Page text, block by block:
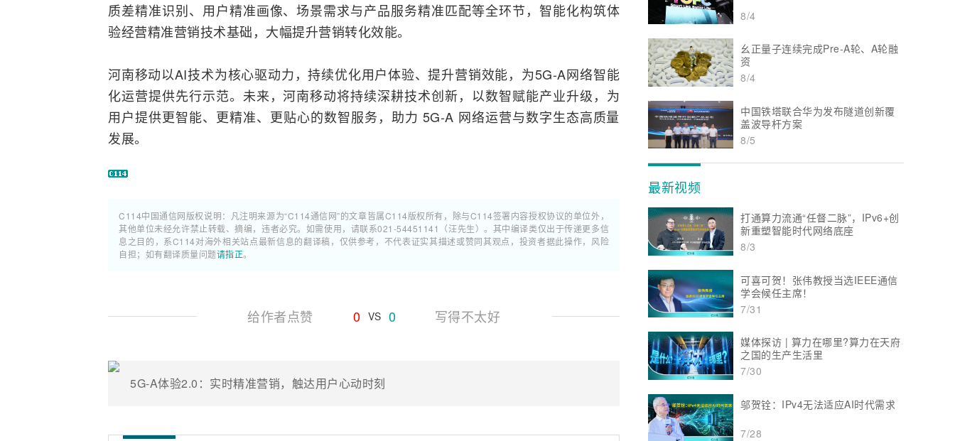
质差精准识别、用户精准画像、场景需求与产品服务精准匹配等全环节，智能化构筑体
验经营精准营销技术基础，大幅提升营销转化效能。
河南移动以AI技术为核心驱动力，持续优化用户体验、提升营销效能，为5G-A网络智能
化运营提供先行示范。未来，河南移动将持续深耕技术创新，以数智赋能产业升级，为
用户提供更智能、更精准、更贴心的数智服务，助力 5G-A 网络运营与数字生态高质量
发展。
C114中国通信网版权说明：凡注明来源为“C114通信网”的文章皆属C114版权所有，除与C114签署内容授权协议的单位外，
其他单位未经允许禁止转载、摘编，违者必究。如需使用，请联系021-54451141（汪先生）。其中编译类仅出于传递更多信
息之目的，系C114对海外相关站点最新信息的翻译稿，仅供参考，不代表证实其描述或赞同其观点，投资者据此操作，风险
自担；如有翻译质量问题请指正。
给作者点赞 0 VS 0 写得不太好
5G-A体验2.0：实时精准营销，触达用户心动时刻
8/4
幺正量子连续完成Pre-A轮、A轮融
资
8/4
中国铁塔联合华为发布隧道创新覆
盖波导杆方案
8/5
最新视频
打通算力流通“任督二脉”，IPv6+创
新重塑智能时代网络底座
8/3
可喜可贺！张伟教授当选IEEE通信
学会候任主席！
7/31
媒体探访 | 算力在哪里?算力在天府
之国的生产生活里
7/30
邬贺铨：IPv4无法适应AI时代需求
7/28